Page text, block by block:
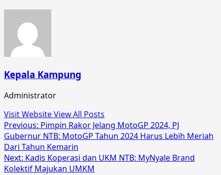
Kepala Kampung
Administrator
Visit WebsiteView All Posts
Post
navigation
Previous: Pimpin Rakor Jelang MotoGP 2024, PJ
Gubernur NTB: MotoGP Tahun 2024 Harus Lebih Meriah
Dari Tahun Kemarin
Next: Kadis Koperasi dan UKM NTB: MyNyale Brand
Kolektif Majukan UMKM